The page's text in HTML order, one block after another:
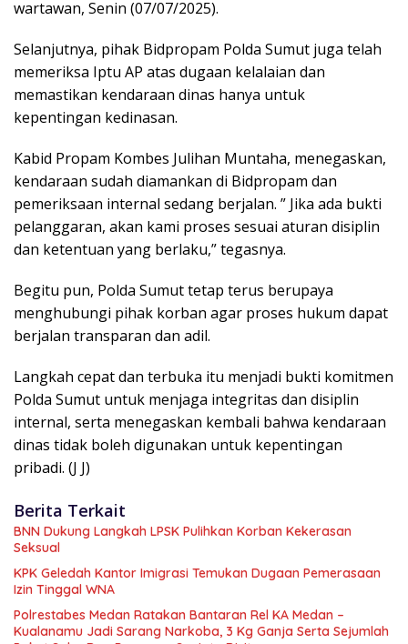
wartawan, Senin (07/07/2025).
Selanjutnya, pihak Bidpropam Polda Sumut juga telah
memeriksa Iptu AP atas dugaan kelalaian dan
memastikan kendaraan dinas hanya untuk
kepentingan kedinasan.
Kabid Propam Kombes Julihan Muntaha, menegaskan,
kendaraan sudah diamankan di Bidpropam dan
pemeriksaan internal sedang berjalan. ” Jika ada bukti
pelanggaran, akan kami proses sesuai aturan disiplin
dan ketentuan yang berlaku,” tegasnya.
Begitu pun, Polda Sumut tetap terus berupaya
menghubungi pihak korban agar proses hukum dapat
berjalan transparan dan adil.
Langkah cepat dan terbuka itu menjadi bukti komitmen
Polda Sumut untuk menjaga integritas dan disiplin
internal, serta menegaskan kembali bahwa kendaraan
dinas tidak boleh digunakan untuk kepentingan
pribadi. (J J)
Berita Terkait
BNN Dukung Langkah LPSK Pulihkan Korban Kekerasan
Seksual
KPK Geledah Kantor Imigrasi Temukan Dugaan Pemerasaan
Izin Tinggal WNA
Polrestabes Medan Ratakan Bantaran Rel KA Medan –
Kualanamu Jadi Sarang Narkoba, 3 Kg Ganja Serta Sejumlah